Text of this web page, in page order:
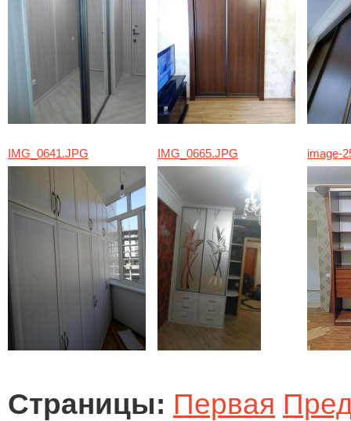
IMG_0641.JPG IMG_0665.JPG image-
Страницы: Первая